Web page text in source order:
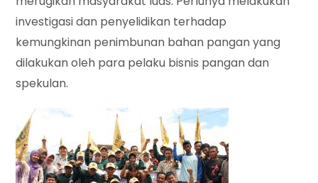
investigasi dan penyelidikan terhadap
kemungkinan penimbunan bahan pangan yang
dilakukan oleh para pelaku bisnis pangan dan
spekulan.